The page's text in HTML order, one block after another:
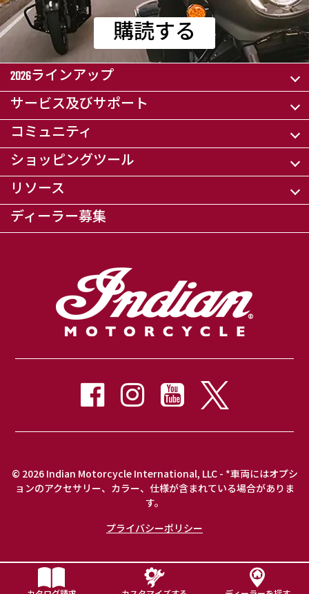
購読する
2026ラインアップ
サービス及びサポート
コミュニティ
ショッピングツール
リソース
ディーラー募集
© 2026 Indian Motorcycle International, LLC - *車両にはオプシ
ョンのアクセサリー、カラー、仕様が含まれている場合がありま
す。
プライバシーポリシー